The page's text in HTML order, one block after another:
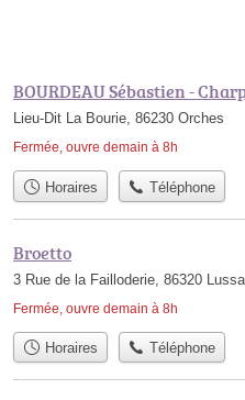
BOURDEAU Sébastien -
Lieu-Dit La Bourie, 86230 Orches
Fermée, ouvre demain à 8h
Horaires Téléphone
Broetto
3 Rue de la Failloderie, 86320
Fermée, ouvre demain à 8h
Horaires Téléphone